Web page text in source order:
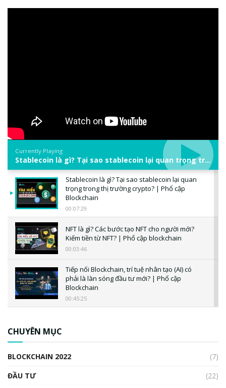
Currently Playing
Stablecoin là gì? Tại sao stablecoin lại quan trọng trong thị trường crypto? | Phổ cập Blockchain
Stablecoin là gì? Tại sao stablecoin lại quan
trọng trong thị trường crypto? | Phổ cập
Blockchain
00:07:29
NFT là gì? Các bước tạo NFT cho người mới?
Kiếm tiền từ NFT? | Phổ cập blockchain
00:03:46
Tiếp nối Blockchain, trí tuệ nhân tạo (AI) có
phải là làn sóng đầu tư mới? | Phổ cập
Blockchain
00:45:25
CHUYÊN MỤC
BLOCKCHAIN 2022
(7)
ĐẦU TƯ
(22)